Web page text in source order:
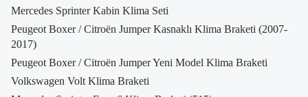
Mercedes Sprinter Kabin Klima Seti
Peugeot Boxer / Citroën Jumper Kasnaklı Klima Braketi (2007-
2017)
Peugeot Boxer / Citroën Jumper Yeni Model Klima Braketi
Volkswagen Volt Klima Braketi